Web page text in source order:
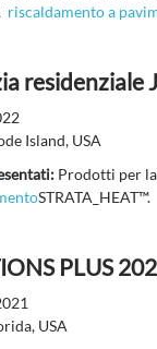
riscaldamento a
residenziale
Island, USA
Prodotti per
STRATA_HEAT™.
PLUS
USA